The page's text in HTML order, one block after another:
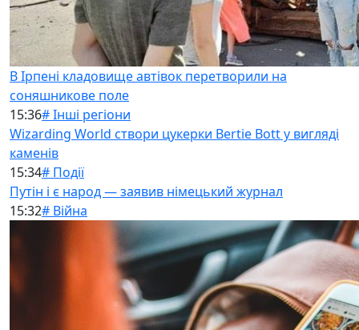
В Ірпені кладовище автівок перетворили на
соняшникове поле
15:36# Інші регіони
Wizarding World створи цукерки Bertie Bott у вигляді
каменів
15:34# Події
Путін і є народ — заявив німецький журнал
15:32# Війна